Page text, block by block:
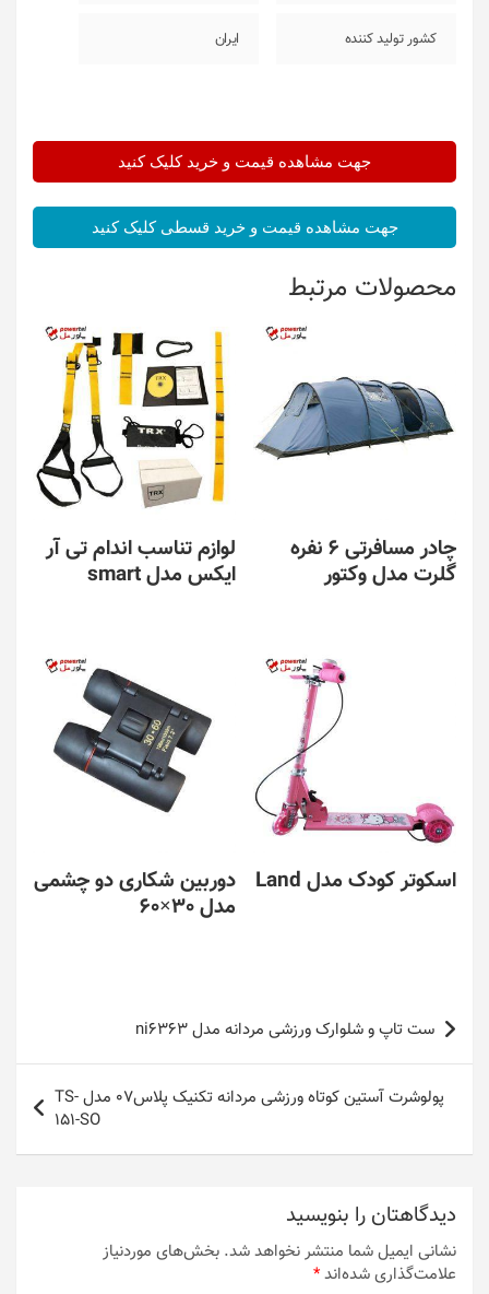
کشور تولید کننده ایران
جهت مشاهده قیمت و خرید کلیک کنید
جهت مشاهده قیمت و خرید قسطی کلیک کنید
محصولات مرتبط
چادر مسافرتی 6 نفره
گلرت مدل وکتور
لوازم تناسب اندام تی آر
ایکس مدل smart
اسکوتر کودک مدل Land
دوربین شکاری دو چشمی
مدل 30×60
راهبری
نوشته
ست تاپ و شلوارک ورزشی مردانه مدل ni6363
پولوشرت آستین کوتاه ورزشی مردانه تکنیک پلاس07 مدل TS-
151-SO
دیدگاهتان را بنویسید
نشانی ایمیل شما منتشر نخواهد شد. بخش‌های موردنیاز
علامت‌گذاری شده‌اند*